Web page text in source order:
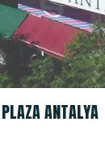
ANTALYA